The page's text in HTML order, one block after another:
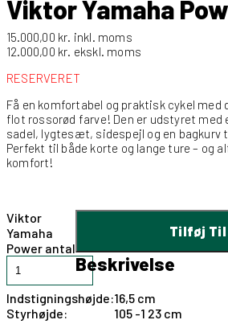
Viktor Yamaha
15.000,00 kr. inkl. moms
12.000,00 kr. ekskl. moms
RESERVERET
Få en komfortabel og praktisk cykel med
flot rossorød farve! Den er udstyret med
sadel, lygtesæt, sidespejl og en bagkurv
Perfekt til både korte og lange ture – og
komfort!
Viktor
Yamaha
Power antal
Tilføj Til
Beskrivelse
Indstigningshøjde:16,5 cm
Styrhøjde:
105 -1 23 cm